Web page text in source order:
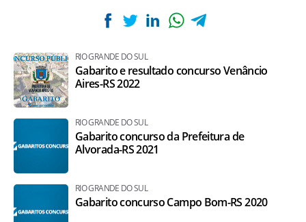
RIO GRANDE DO SUL
Gabarito e resultado concurso Venâncio
Aires-RS 2022
RIO GRANDE DO SUL
Gabarito concurso da Prefeitura de
Alvorada-RS 2021
RIO GRANDE DO SUL
Gabarito concurso Campo Bom-RS 2020